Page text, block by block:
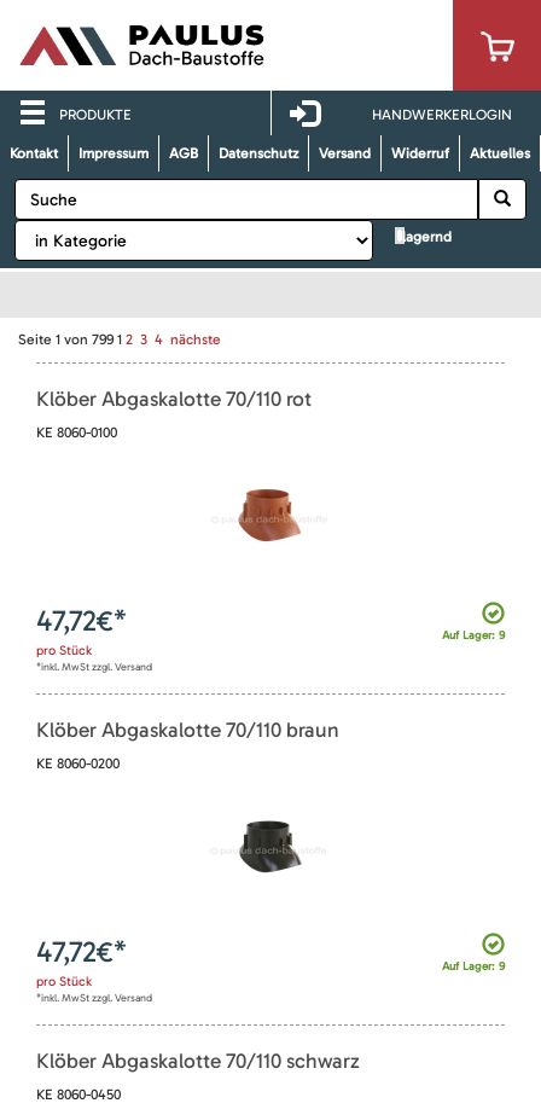
PRODUKTE HANDWERKERLOGIN
Kontakt Impressum AGB Datenschutz Versand Widerruf Aktuelles
lagernd
Seite 1 von 799 1 2 3 4 nächste
Klöber Abgaskalotte 70/110 rot
KE 8060-0100
Auf Lager: 9
47,72€*
pro Stück
*inkl. MwSt zzgl. Versand
Klöber Abgaskalotte 70/110 braun
KE 8060-0200
Auf Lager: 9
47,72€*
pro Stück
*inkl. MwSt zzgl. Versand
Klöber Abgaskalotte 70/110 schwarz
KE 8060-0450